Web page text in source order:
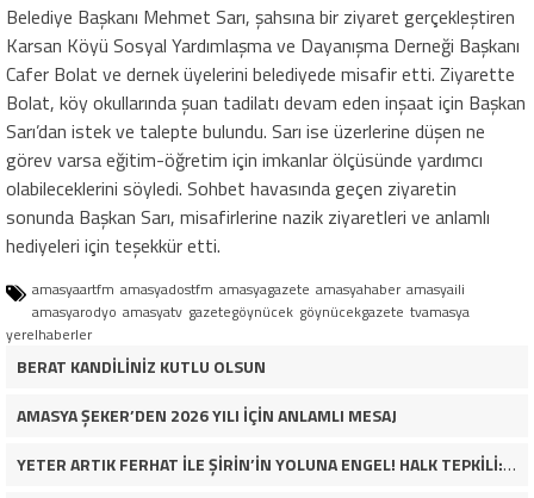
Belediye Başkanı Mehmet Sarı, şahsına bir ziyaret gerçekleştiren
Karsan Köyü Sosyal Yardımlaşma ve Dayanışma Derneği Başkanı
Cafer Bolat ve dernek üyelerini belediyede misafir etti. Ziyarette
Bolat, köy okullarında şuan tadilatı devam eden inşaat için Başkan
Sarı’dan istek ve talepte bulundu. Sarı ise üzerlerine düşen ne
görev varsa eğitim-öğretim için imkanlar ölçüsünde yardımcı
olabileceklerini söyledi. Sohbet havasında geçen ziyaretin
sonunda Başkan Sarı, misafirlerine nazik ziyaretleri ve anlamlı
hediyeleri için teşekkür etti.
amasyaartfm amasyadostfm amasyagazete amasyahaber amasyaili
amasyarodyo amasyatv gazetegöynücek göynücekgazete tvamasya
yerelhaberler
BERAT KANDİLİNİZ KUTLU OLSUN
AMASYA ŞEKER’DEN 2026 YILI İÇİN ANLAMLI MESAJ
YETER ARTIK FERHAT İLE ŞİRİN’İN YOLUNA ENGEL! HALK TEPKİLİ: “YOLU KAPATMAK ÇÖZÜM DEĞİL, GÖREVİNİ YAP!”